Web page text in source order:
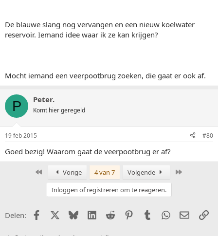
De blauwe slang nog vervangen en een nieuw koelwater
reservoir. Iemand idee waar ik ze kan krijgen?
Mocht iemand een veerpootbrug zoeken, die gaat er ook af.
P Peter.
Komt hier geregeld
19 feb 2015 #80
Goed bezig! Waarom gaat de veerpootbrug er af?
Eerste Vorige 4 van 7 Volgende
Inloggen of registreren om te reageren.
Delen: FacebookX (Twitter)
BlueskyLinkedIn
Reddit PinterestTumblr WhatsApp
E-mail